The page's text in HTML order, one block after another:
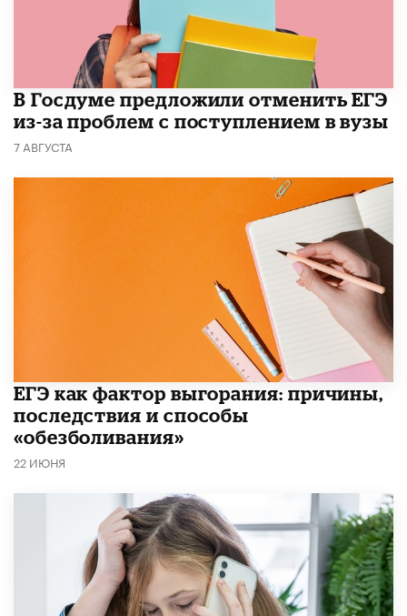
В Госдуме предложили отменить ЕГЭ
из-за проблем с поступлением в вузы
7 АВГУСТА
​ЕГЭ как фактор выгорания: причины,
последствия и способы
«обезболивания»
22 ИЮНЯ